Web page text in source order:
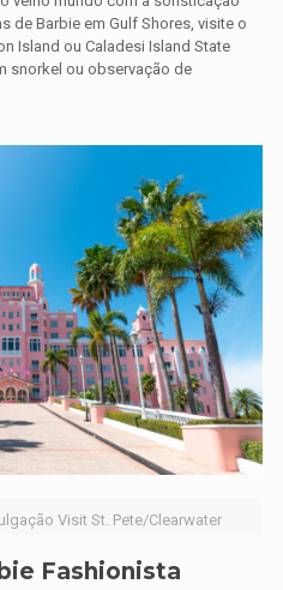
de Barbie em Gulf Shores, visite o
Island ou Caladesi Island State
snorkel ou observação de
Visit St. Pete/Clearwater
Fashionista